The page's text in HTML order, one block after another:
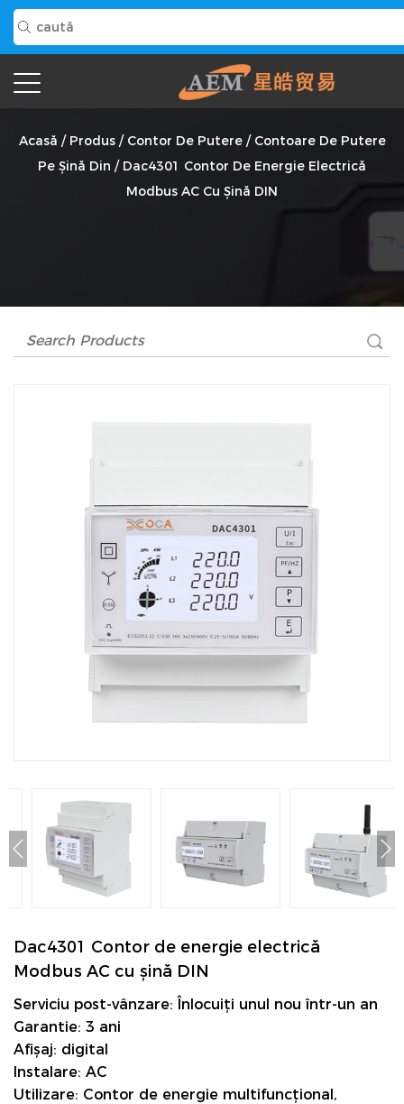
Dac4301 Contor De Energie Electrică Modbus AC Cu Șină
DIN Furnizor
Acasă / Produs/ Contor De Putere/ Contoare De Putere
Pe Șină Din / Dac4301 Contor De Energie Electrică
Modbus AC Cu Șină DIN
Dac4301 Contor de energie electrică
Modbus AC cu șină DIN
Serviciu post-vânzare: Înlocuiți unul nou într-un an
Garantie: 3 ani
Afișaj: digital
Instalare: AC
Utilizare: Contor de energie multifuncțional,